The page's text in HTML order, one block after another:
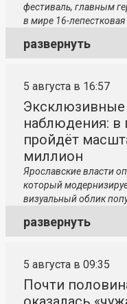
фестиваль, главным
в мире 16-лепестковая
развернуть
5 августа в 16:57
Эксклюзивные
наблюдения: в
пройдёт
миллион
Ярославские власти
который
визуальный облик
развернуть
5 августа в 09:35
Почти